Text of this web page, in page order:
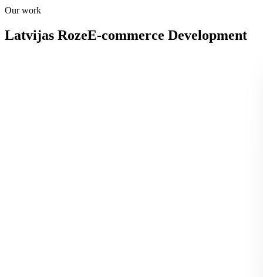
Our work
Latvijas RozeE-commerce Development